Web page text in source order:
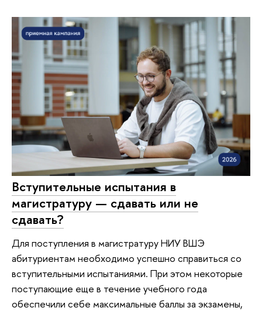
Вступительные испытания в
магистратуру — сдавать или не
сдавать?
Для поступления в магистратуру НИУ ВШЭ
абитуриентам необходимо успешно справиться со
вступительными испытаниями. При этом некоторые
поступающие еще в течение учебного года
обеспечили себе максимальные баллы за экзамены,